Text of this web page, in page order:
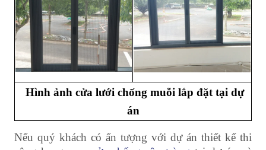
Hình ảnh cửa lưới chống muỗi lắp đặt tại dự
án
Nếu quý khách có ấn tượng với dự án thiết kế thi